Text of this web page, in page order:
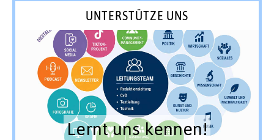
UNTERSTÜTZE UNS
Lernt uns kennen!